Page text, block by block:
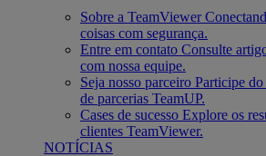
Sobre a TeamViewer
coisas com segurança.
Entre em contato Consulte
com nossa equipe.
Seja nosso parceiro Participe
de parcerias TeamUP.
Cases de sucesso Explore os
clientes TeamViewer.
NOTÍCIAS